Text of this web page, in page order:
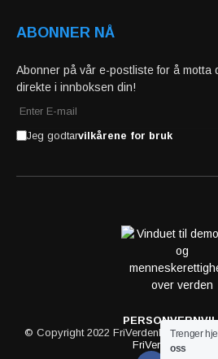
ABONNER NÅ
Abonner på vår e-postliste for å motta
direkte i innboksen din!
Jeg godtarvilkårene for bruk
PERSONVERN
© Copyright 2022 FriVerdenMedia. All
Trenger
oss